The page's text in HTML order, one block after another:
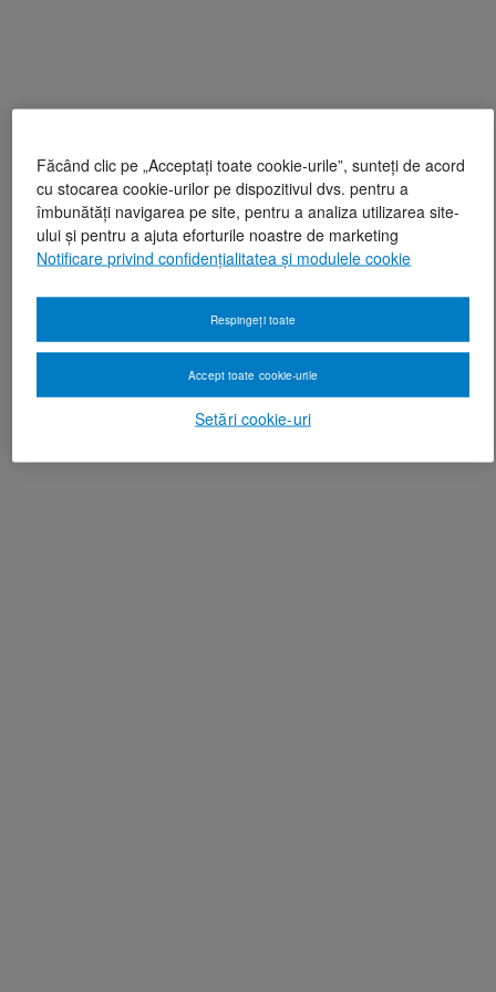
Făcând clic pe „Acceptați toate cookie-urile”, sunteți de acord
cu stocarea cookie-urilor pe dispozitivul dvs. pentru a
îmbunătăți navigarea pe site, pentru a analiza utilizarea site-
ului și pentru a ajuta eforturile noastre de marketing
Notificare privind confidențialitatea și modulele cookie
Setări cookie-uri
Respingeți toate
Accept toate cookie-urile